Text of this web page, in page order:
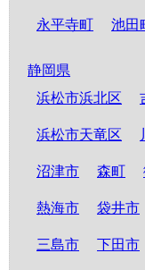
永平寺町 池田
静岡県
浜松市浜北区
浜松市天竜区
沼津市 森町
熱海市 袋井市
三島市 下田市